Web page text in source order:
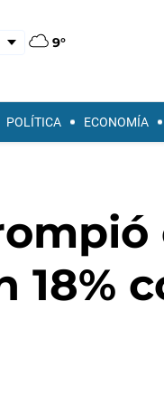
9°
POLÍTICA ECONOMÍA
18%